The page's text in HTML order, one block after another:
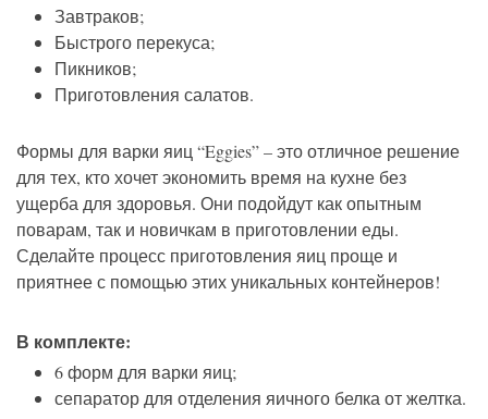
Завтраков;
Быстрого перекуса;
Пикников;
Приготовления салатов.
Формы для варки яиц “Eggies” – это отличное решение
для тех, кто хочет экономить время на кухне без
ущерба для здоровья. Они подойдут как опытным
поварам, так и новичкам в приготовлении еды.
Сделайте процесс приготовления яиц проще и
приятнее с помощью этих уникальных контейнеров!
В комплекте:
6 форм для варки яиц;
сепаратор для отделения яичного белка от желтка.